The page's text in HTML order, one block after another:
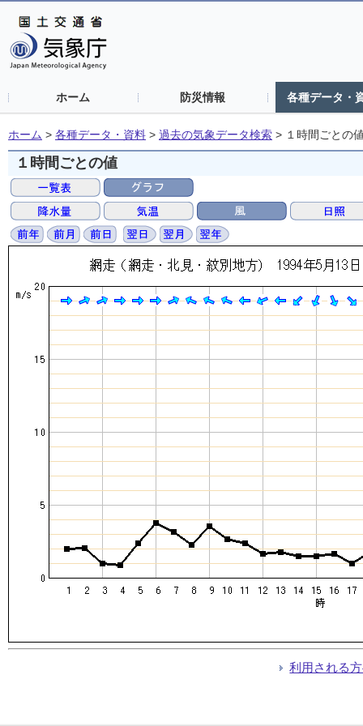
ホーム 防災情報 各種データ・
ホーム > 各種データ・資料 > 過去の気象データ検索 > １時間ごとの
１時間ごとの値
利用される